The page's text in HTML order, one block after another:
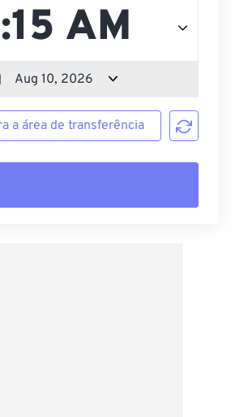
a área de transferência